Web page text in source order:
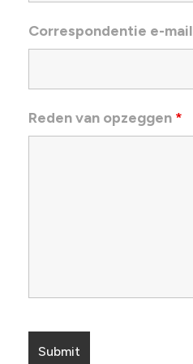
Correspondentie e-mail
Reden van opzeggen *